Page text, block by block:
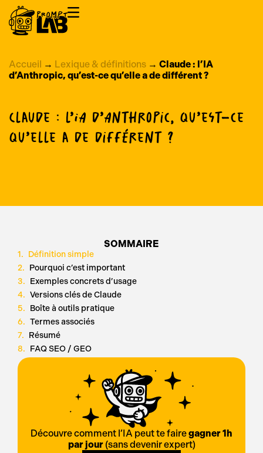
Accueil → Lexique & définitions → Claude : l’IA
d’Anthropic, qu’est-ce qu’elle a de différent ?
Claude : l’IA d’Anthropic, qu’est-ce
qu’elle a de différent ?
SOMMAIRE
Définition simple
Pourquoi c’est important
Exemples concrets d’usage
Versions clés de Claude
Boîte à outils pratique
Termes associés
Résumé
FAQ SEO / GEO
Découvre comment l’IA peut te fairegagner 1h
par jour(sans devenir expert)